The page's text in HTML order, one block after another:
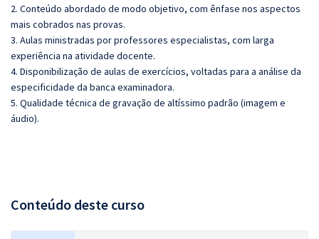
2. Conteúdo abordado de modo objetivo, com ênfase nos aspectos
mais cobrados nas provas.
3. Aulas ministradas por professores especialistas, com larga
experiência na atividade docente.
4. Disponibilização de aulas de exercícios, voltadas para a análise da
especificidade da banca examinadora.
5. Qualidade técnica de gravação de altíssimo padrão (imagem e
áudio).
Conteúdo deste curso